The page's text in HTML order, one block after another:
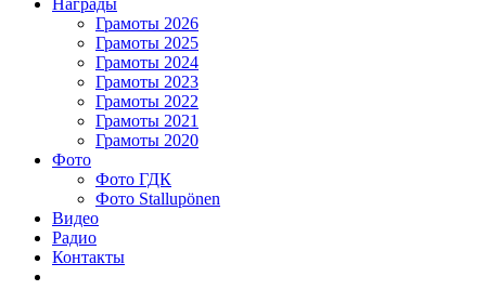
Награды
Грамоты 2026
Грамоты 2025
Грамоты 2024
Грамоты 2023
Грамоты 2022
Грамоты 2021
Грамоты 2020
Фото
Фото ГДК
Фото Stallupönen
Видео
Радио
Контакты